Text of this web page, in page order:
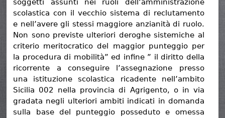
soggetti assunti nei ruoli dell’amministrazione
scolastica con il vecchio sistema di reclutamento
e nell’avere gli stessi maggiore anzianità di ruolo.
Non sono previste ulteriori deroghe sistemiche al
criterio meritocratico del maggior punteggio per
la procedura di mobilità” ed infine ” il diritto della
ricorrente a conseguire l’assegnazione presso
una istituzione scolastica ricadente nell’ambito
Sicilia 002 nella provincia di Agrigento, o in via
gradata negli ulteriori ambiti indicati in domanda
sulla base del punteggio posseduto e omessa